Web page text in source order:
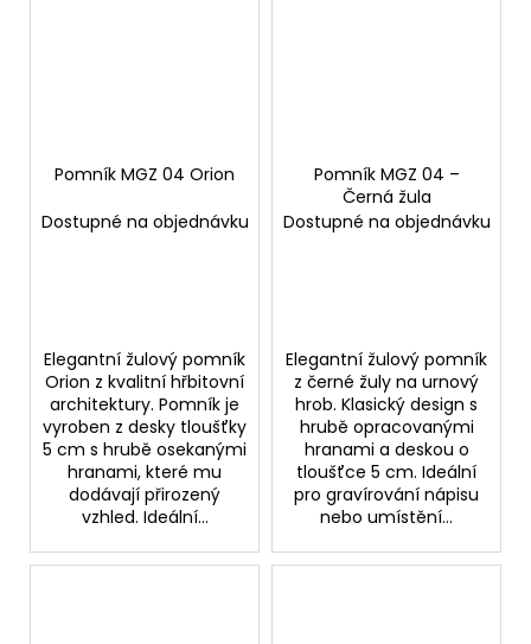
Pomník MGZ 04 Orion
Dostupné na objednávku
Elegantní žulový pomník
Orion z kvalitní hřbitovní
architektury. Pomník je
vyroben z desky tloušťky
5 cm s hrubě osekanými
hranami, které mu
dodávají přirozený
vzhled. Ideální...
Pomník MGZ 04 –
Černá žula
Dostupné na objednávku
Elegantní žulový pomník
z černé žuly na urnový
hrob. Klasický design s
hrubě opracovanými
hranami a deskou o
tloušťce 5 cm. Ideální
pro gravírování nápisu
nebo umístění...